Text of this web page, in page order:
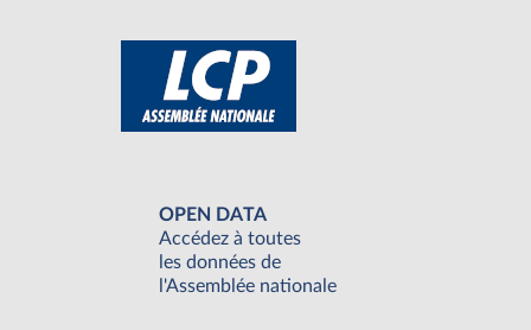
OPEN DATA
Accédez à toutes
les données de
l'Assemblée nationale